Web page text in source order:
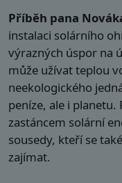
Příběh pana
instalaci solárního
výrazných úspor na
může užívat teplou
neekologického
peníze, ale i
zastáncem solární
sousedy, kteří se
zajímat.